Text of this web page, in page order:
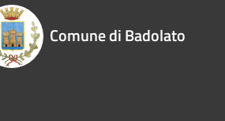
Comune di Badolato